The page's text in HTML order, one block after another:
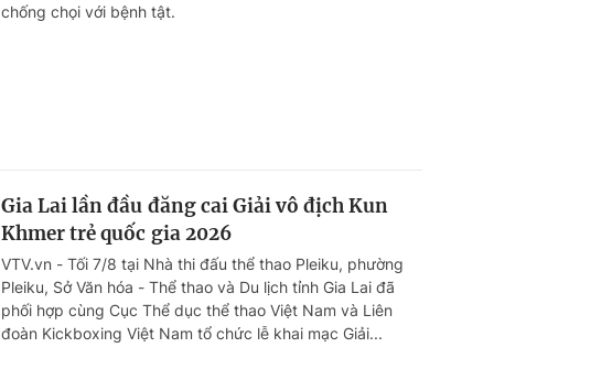
chống chọi với bệnh tật.
Gia Lai lần đầu đăng cai Giải vô địch Kun
Khmer trẻ quốc gia 2026
VTV.vn - Tối 7/8 tại Nhà thi đấu thể thao Pleiku, phường
Pleiku, Sở Văn hóa - Thể thao và Du lịch tỉnh Gia Lai đã
phối hợp cùng Cục Thể dục thể thao Việt Nam và Liên
đoàn Kickboxing Việt Nam tổ chức lễ khai mạc Giải...